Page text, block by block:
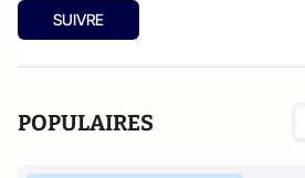
SUIVRE
POPULAIRES